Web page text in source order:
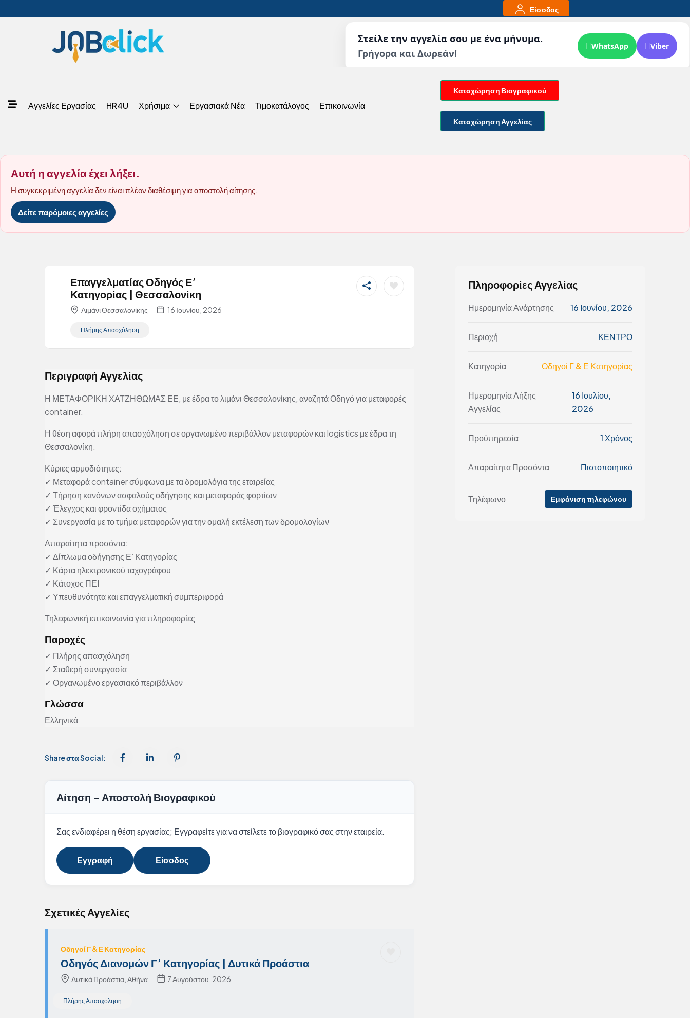
Είσοδος
Στείλε την αγγελία σου με ένα μήνυμα.
Γρήγορα και Δωρεάν!
WhatsApp Viber
Αγγελίες Εργασίας HR4U Χρήσιμα Εργασιακά Νέα Τιμοκατάλογος Επικοινωνία
Καταχώρηση Βιογραφικού
Καταχώρηση Αγγελίας
Αυτή η αγγελία έχει λήξει.
Η συγκεκριμένη αγγελία δεν είναι πλέον διαθέσιμη για αποστολή αίτησης.
Δείτε παρόμοιες αγγελίες
Επαγγελματίας Οδηγός Ε’
Κατηγορίας | Θεσσαλονίκη
Λιμάνι Θεσσαλονίκης 16 Ιουνίου, 2026
Πλήρης Απασχόληση
Περιγραφή Αγγελίας
Η ΜΕΤΑΦΟΡΙΚΗ ΧΑΤΖΗΘΩΜΑΣ ΕΕ, με έδρα το λιμάνι Θεσσαλονίκης, αναζητά Οδηγό για μεταφορές
container.
Η θέση αφορά πλήρη απασχόληση σε οργανωμένο περιβάλλον μεταφορών και logistics με έδρα τη
Θεσσαλονίκη.
Κύριες αρμοδιότητες:
✓ Μεταφορά container σύμφωνα με τα δρομολόγια της εταιρείας
✓ Τήρηση κανόνων ασφαλούς οδήγησης και μεταφοράς φορτίων
✓ Έλεγχος και φροντίδα οχήματος
✓ Συνεργασία με το τμήμα μεταφορών για την ομαλή εκτέλεση των δρομολογίων
Απαραίτητα προσόντα:
✓ Δίπλωμα οδήγησης Ε’ Κατηγορίας
✓ Κάρτα ηλεκτρονικού ταχογράφου
✓ Κάτοχος ΠΕΙ
✓ Υπευθυνότητα και επαγγελματική συμπεριφορά
Τηλεφωνική επικοινωνία για πληροφορίες
Παροχές
✓ Πλήρης απασχόληση
✓ Σταθερή συνεργασία
✓ Οργανωμένο εργασιακό περιβάλλον
Γλώσσα
Ελληνικά
Share στα Social:
Αίτηση - Αποστολή Βιογραφικού
Σας ενδιαφέρει η θέση εργασίας; Εγγραφείτε για να στείλετε το βιογραφικό σας στην εταιρεία.
Εγγραφή Είσοδος
Σχετικές Αγγελίες
Οδηγοί Γ & Ε Κατηγορίας
Οδηγός Διανομών Γ’ Κατηγορίας | Δυτικά Προάστια
Δυτικά Προάστια, Αθήνα 7 Αυγούστου, 2026
Πλήρης Απασχόληση
Πληροφορίες Αγγελίας
Ημερομηνία Ανάρτησης 16 Ιουνίου, 2026
Περιοχή ΚΕΝΤΡΟ
Κατηγορία Οδηγοί Γ & Ε Κατηγορίας
Ημερομηνία Λήξης
Αγγελίας
16 Ιουλίου,
2026
Προϋπηρεσία 1 Χρόνος
Απαραίτητα Προσόντα Πιστοποιητικό
Τηλέφωνο Εμφάνιση τηλεφώνου